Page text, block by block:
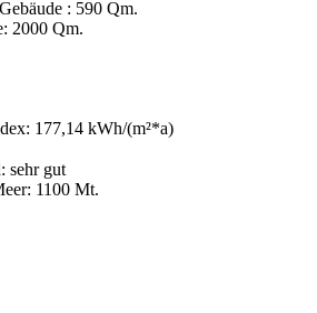
: 590 Qm.
: 2000 Qm.
: 177,14 kWh/(m²*a)
: sehr gut
: 1100 Mt.